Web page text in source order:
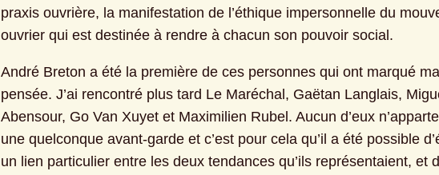
praxis ouvrière, la manifestation de l’éthique impersonnelle du
ouvrier qui est destinée à rendre à chacun son pouvoir social.
André Breton a été la première de ces personnes qui ont marqué ma
pensée. J’ai rencontré plus tard Le Maréchal, Gaëtan Langlais,
Abensour, Go Van Xuyet et Maximilien Rubel. Aucun d’eux
une quelconque avant-garde et c’est pour cela qu’il a été possible
un lien particulier entre les deux tendances qu’ils représentaient, et